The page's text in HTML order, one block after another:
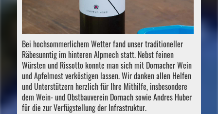
Bei hochsommerlichem Wetter fand unser traditioneller
Räbesunntig im hinteren Alpmech statt. Nebst feinen
Würsten und Rissotto konnte man sich mit Dornacher Wein
und Apfelmost verköstigen lassen. Wir danken allen Helfen
und Unterstützern herzlich für Ihre Mithilfe, insbesondere
dem Wein- und Obstbauverein Dornach sowie Andres Huber
für die zur Verfügstellung der Infrastruktur.